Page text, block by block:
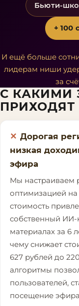
Бьюти-
+ 100
И ещё больше
лидерам ниши
за
С КАКИМИ
ПРИХОДЯТ
Дорогая
низкая
эфира
Мы настраиваем
оптимизацией на
стоимость
собственный ИИ-
материалах за 6
чему снижает
627 рублей до
алгоритмы
пользователей,
посещение